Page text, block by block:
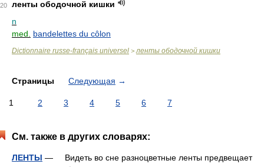
20
ленты ободочной кишки
n
med.
bandelettes du côlon
Dictionnaire russe-français universel > ленты ободочной кишки
Страницы Следующая →
1 2 3 4 5 6 7
См. также в других словарях:
ЛЕНТЫ — Видеть во сне разноцветные ленты предвещает